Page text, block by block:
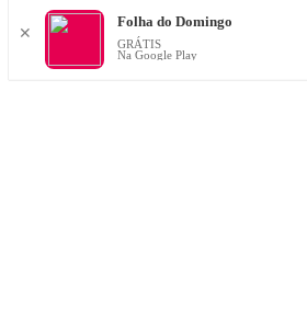
✕
Folha do Domingo
GRÁTIS
Na Google Play